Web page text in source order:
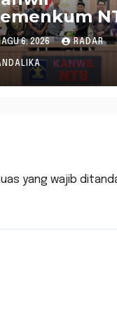
melalui
AGU 6, 2026 RADAR
yang wajib